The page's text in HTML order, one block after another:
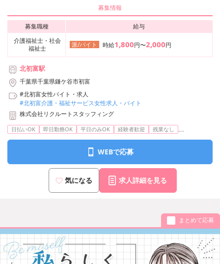
募集情報
募集職種
給与
介護福祉士・社会
福祉士
派/バイト 時給1,800円〜2,000円
北初富駅
千葉県千葉県鎌ケ谷市初富
#北初富女性バイト・求人
#北初富介護・福祉サービス女性求人・バイト
株式会社リクルートスタッフィング
日払いOK 即日勤務OK 平日のみOK 経験者歓迎 残業なし ...
WEBで応募
気になる 求人詳細を見る
まとめて応募